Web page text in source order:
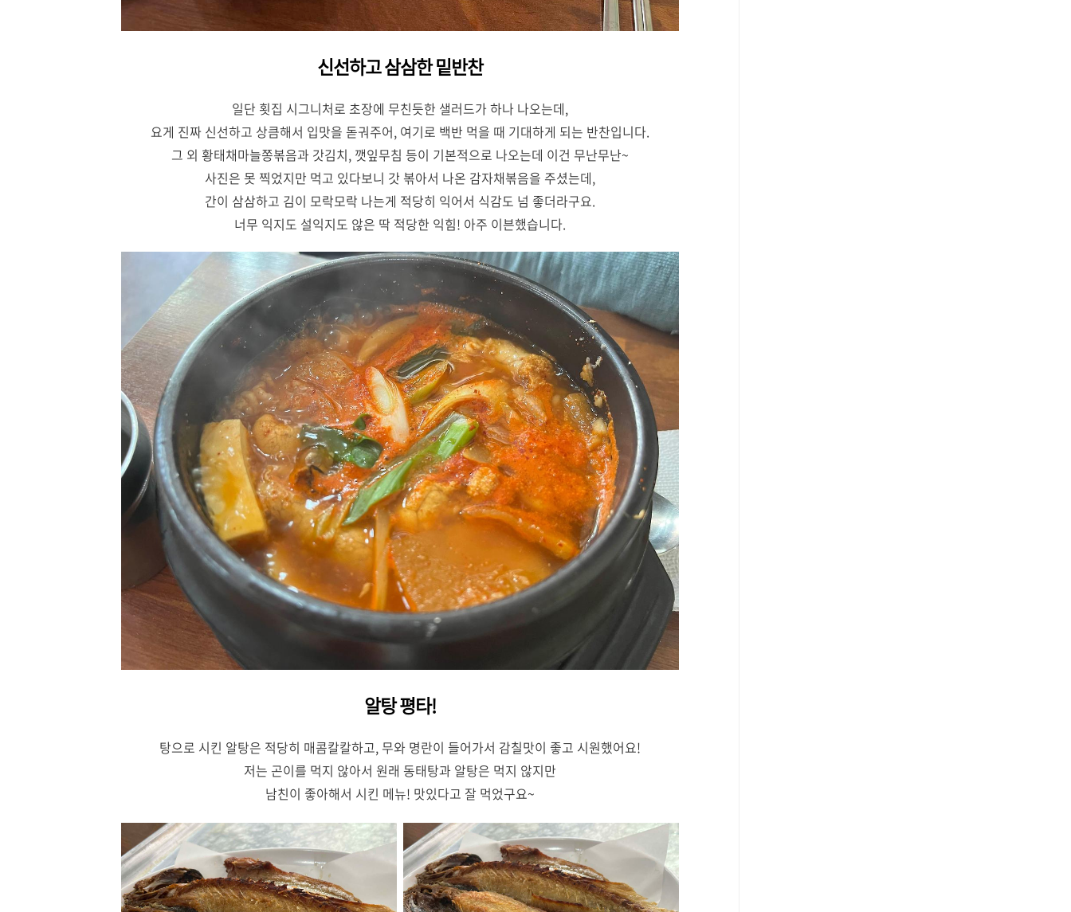
신선하고 삼삼한 밑반찬
일단 횟집 시그니처로 초장에 무친듯한 샐러드가 하나 나오는데,
요게 진짜 신선하고 상큼해서 입맛을 돋궈주어, 여기로 백반 먹을 때 기대하게 되는 반찬입니다.
그 외 황태채마늘쫑볶음과 갓김치, 깻잎무침 등이 기본적으로 나오는데 이건 무난무난~
사진은 못 찍었지만 먹고 있다보니 갓 볶아서 나온 감자채볶음을 주셨는데,
간이 삼삼하고 김이 모락모락 나는게 적당히 익어서 식감도 넘 좋더라구요.
너무 익지도 설익지도 않은 딱 적당한 익힘! 아주 이븐했습니다.
알탕 평타!
탕으로 시킨 알탕은 적당히 매콤칼칼하고, 무와 명란이 들어가서 감칠맛이 좋고 시원했어요!
저는 곤이를 먹지 않아서 원래 동태탕과 알탕은 먹지 않지만
남친이 좋아해서 시킨 메뉴! 맛있다고 잘 먹었구요~